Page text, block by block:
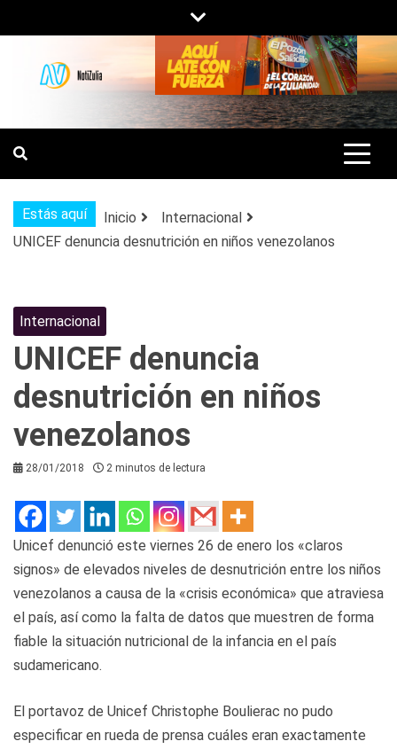
al
contenido
NOTIZULIA
NOTICIAS DEL ZULIA, VENEZUELA Y
DE INTERÉS GENERAL.
Estás aquí Inicio
Internacional
UNICEF denuncia desnutrición en niños venezolanos
Internacional
UNICEF denuncia
desnutrición en niños
venezolanos
28/01/2018 2 minutos de lectura
Unicef denunció este viernes 26 de enero los «claros
signos» de elevados niveles de desnutrición entre los niños
venezolanos a causa de la «crisis económica» que atraviesa
el país, así como la falta de datos que muestren de forma
fiable la situación nutricional de la infancia en el país
sudamericano.
El portavoz de Unicef Christophe Boulierac no pudo
especificar en rueda de prensa cuáles eran exactamente